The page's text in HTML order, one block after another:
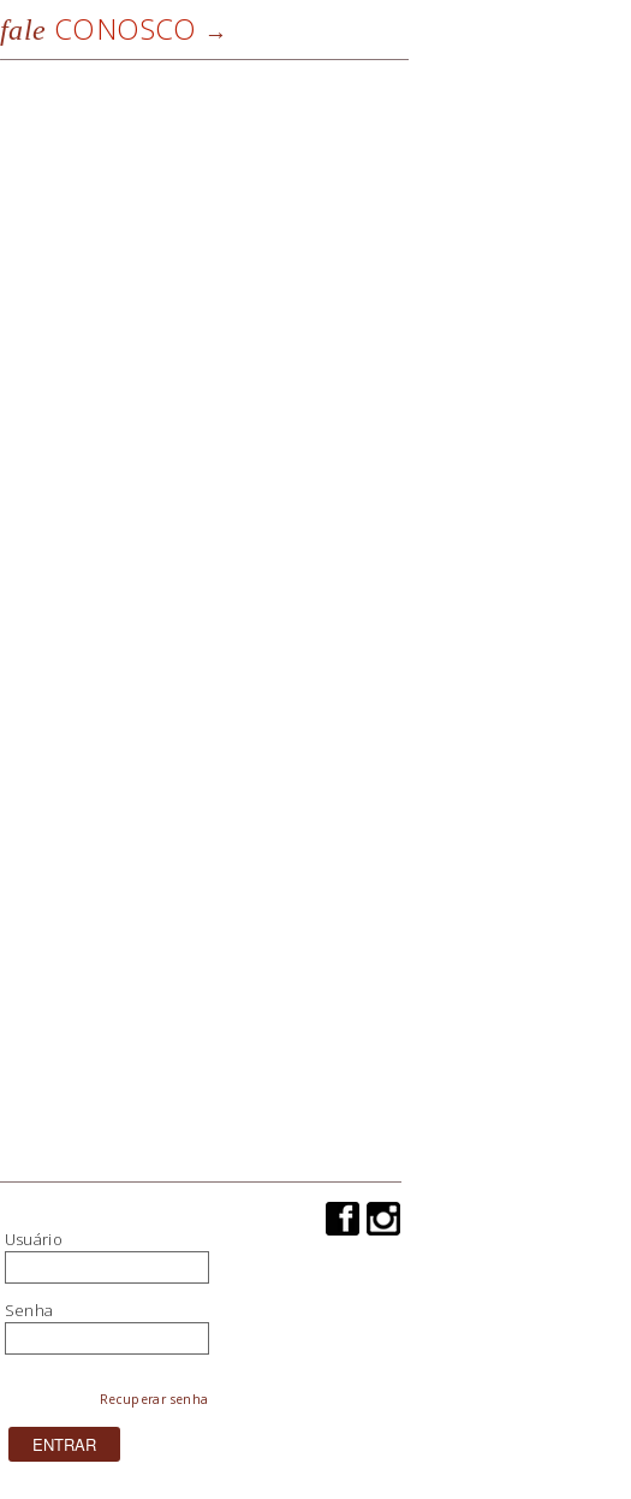
fale CONOSCO
Usuário
Senha
Recuperar senha